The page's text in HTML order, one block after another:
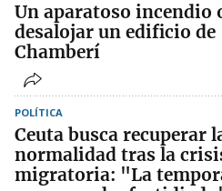
Un aparatoso incendio
desalojar un edificio de
Chamberí
POLÍTICA
Ceuta busca recuperar
normalidad tras la
migratoria: "La